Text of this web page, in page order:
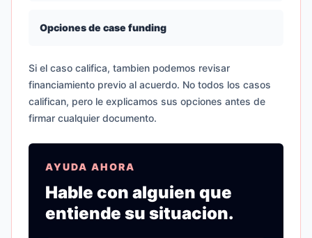
Opciones de case funding
Si el caso califica, tambien podemos revisar
financiamiento previo al acuerdo. No todos los casos
califican, pero le explicamos sus opciones antes de
firmar cualquier documento.
AYUDA AHORA
Hable con alguien que
entiende su situacion.